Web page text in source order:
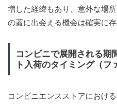
増した経緯もあり、意外な場
の蓋に出会える機会は確実に存
コンビニで展開される期
ト入荷のタイミング（フ
コンビニエンスストアにおけ